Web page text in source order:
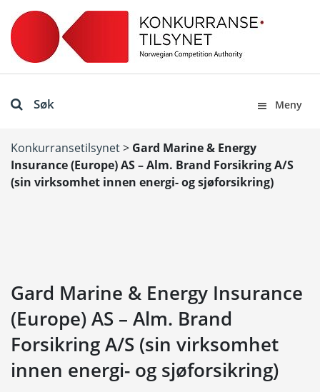
Søk Meny
Konkurransetilsynet> Gard Marine & Energy
Insurance (Europe) AS – Alm. Brand Forsikring A/S
(sin virksomhet innen energi- og sjøforsikring)
Gard Marine & Energy Insurance
(Europe) AS – Alm. Brand
Forsikring A/S (sin virksomhet
innen energi- og sjøforsikring)